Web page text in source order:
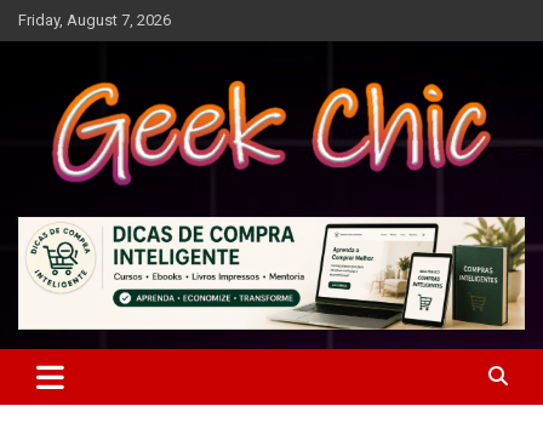
Skip
to
Friday, August 7, 2026
Geek Chic